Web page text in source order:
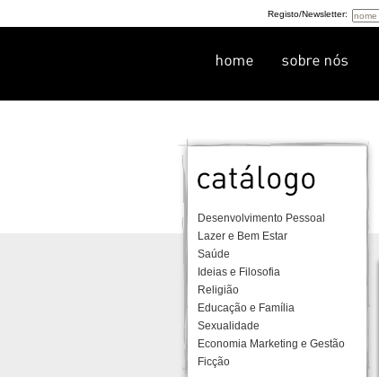
Registo/Newsletter:
Desenvolvimento Pessoal
Lazer e Bem Estar
Saúde
Ideias e Filosofia
Religião
Educação e Família
Sexualidade
Economia Marketing e Gestão
Ficção